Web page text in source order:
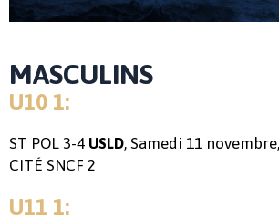
MASCULINS
U10 1:
ST POL 3-4 USLD, Samedi 11
CITÉ SNCF 2
U11 1: